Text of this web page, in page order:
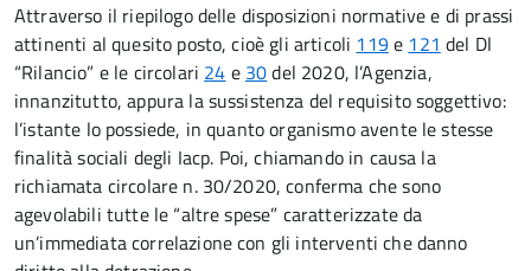
Attraverso il riepilogo delle disposizioni normative e di prassi
attinenti al quesito posto, cioè gli articoli 119e 121 del Dl
“Rilancio” e le circolari 24 e 30del 2020, l’Agenzia,
innanzitutto, appura la sussistenza del requisito soggettivo:
l’istante lo possiede, in quanto organismo avente le stesse
finalità sociali degli Iacp. Poi, chiamando in causa la
richiamata circolare n. 30/2020, conferma che sono
agevolabili tutte le “altre spese” caratterizzate da
un’immediata correlazione con gli interventi che danno